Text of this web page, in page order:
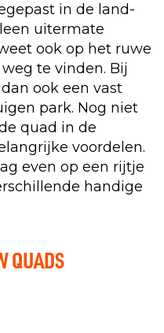
in de land-
uitermate
ook op het ruwe
te vinden. Bij
ook een vast
park. Nog niet
quad in de
voordelen.
even op een rijtje
handige
QUADS